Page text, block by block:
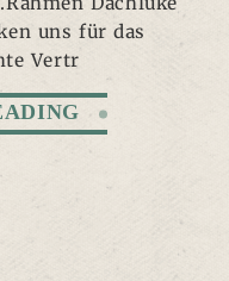
uns für das
Vertr